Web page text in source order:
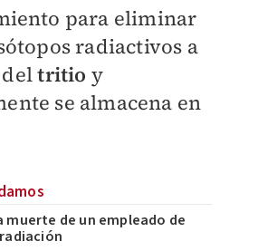
para eliminar
radiactivos a
deltritio y
se almacena en
muerte de un empleado de